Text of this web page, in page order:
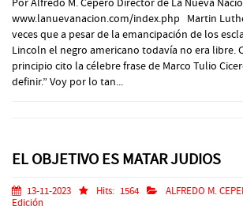
www.lanuevanacion.com/index.php Martin
veces que a pesar de la emancipación de los
Lincoln el negro americano todavía no era libre.
principio cito la célebre frase de Marco Tulio
definir.” Voy por lo tan...
EL OBJETIVO ES MATAR JUDIOS
13-11-2023 Hits: 1564 ALFREDO M.
Edición